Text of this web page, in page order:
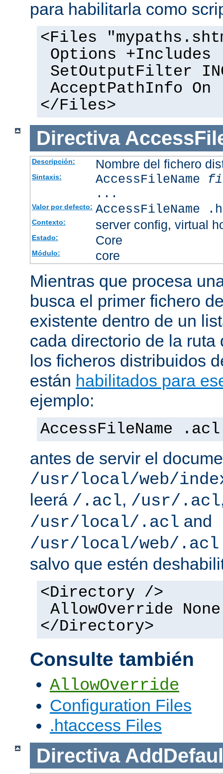
para habilitarla como
<Files
Options +Includes
SetOutputFilter
AcceptPathInfo On
</Files>
Directiva
Descripción: Nombre del fichero
Sintaxis: AccessFileName
...
Valor por defecto: AccessFileName
Contexto: server config, virtual
Estado: Core
Módulo: core
Mientras que procesa
busca el primer fichero
existente dentro de un
cada directorio de la ruta
los ficheros distribuidos
están habilitados para
ejemplo:
AccessFileName .acl
antes de servir el
/usr/local/web/
leerá /.acl, /usr/.acl
/usr/local/.acl and
/usr/local/web/.acl
salvo que estén
<Directory />
AllowOverride None
</Directory>
Consulte también
AllowOverride
Configuration Files
.htaccess Files
Directiva